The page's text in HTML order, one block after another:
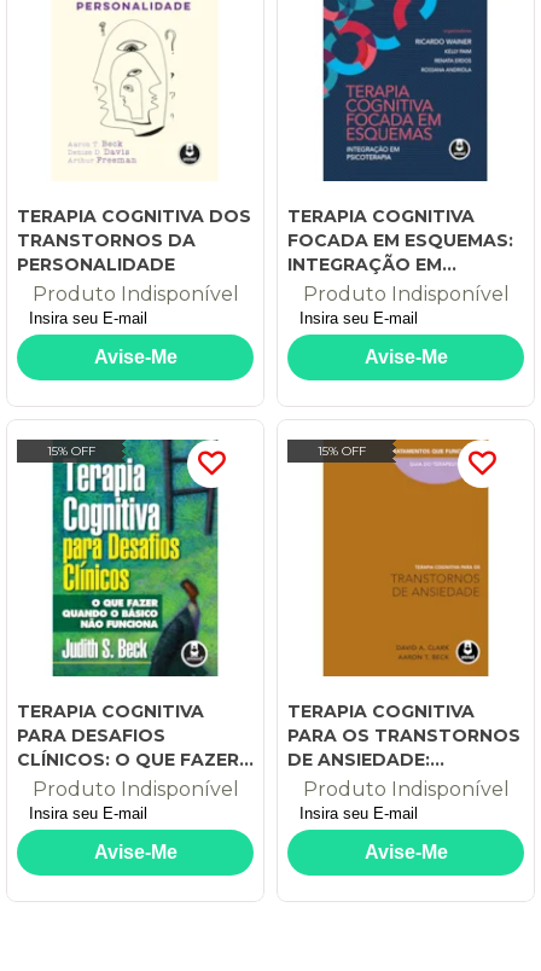
TERAPIA COGNITIVA DOS
TRANSTORNOS DA
PERSONALIDADE
Produto Indisponível
TERAPIA COGNITIVA
FOCADA EM ESQUEMAS:
INTEGRAÇÃO EM
PSICOTERAPIA
Produto Indisponível
15% OFF
TERAPIA COGNITIVA
PARA DESAFIOS
CLÍNICOS: O QUE FAZER
QUANDO O BÁSICO NÃO
FUNCIONA
Produto Indisponível
15% OFF
TERAPIA COGNITIVA
PARA OS TRANSTORNOS
DE ANSIEDADE:
TRATAMENTOS QUE
FUNCIONAM: GUIA DO
TERAPEUTA
Produto Indisponível